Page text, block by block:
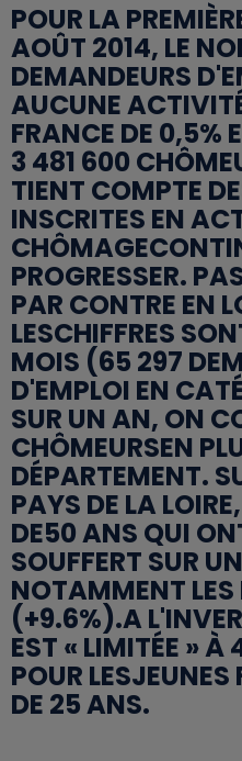
POUR LA
AOÛT 2014, LE
DEMANDEURS
AUCUNE
FRANCE DE 0,5%
3 481 600
TIENT COMPTE
INSCRITES EN
PROGRESSER.
PAR CONTRE EN
LESCHIFFRES
MOIS (65 297
D'EMPLOI EN
SUR UN AN, ON
CHÔMEURSEN
DÉPARTEMENT.
PAYS DE LA
DE50 ANS QUI
SOUFFERT SUR
NOTAMMENT
(+9.6%).A
EST « LIMITÉE » À
POUR
DE 25 ANS.